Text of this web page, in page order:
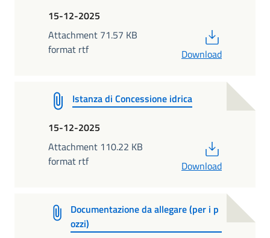
15-12-2025
Attachment 71.57 KB
format rtf
Download
Istanza di Concessione idrica
15-12-2025
Attachment 110.22 KB
format rtf
Download
Documentazione da allegare (per i p
ozzi)